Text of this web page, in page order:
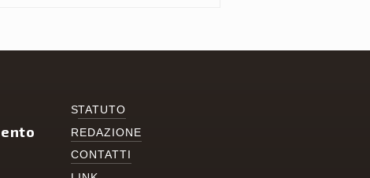
STATUTO
REDAZIONE
CONTATTI